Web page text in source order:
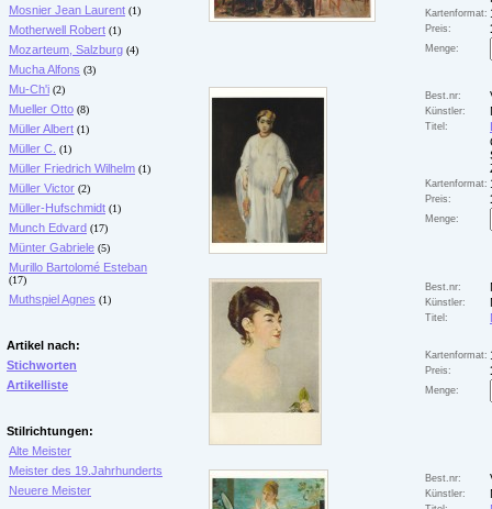
Mosnier Jean Laurent (1)
Motherwell Robert (1)
Mozarteum, Salzburg (4)
Mucha Alfons (3)
Mu-Ch'i (2)
Mueller Otto (8)
Müller Albert (1)
Müller C. (1)
Müller Friedrich Wilhelm (1)
Müller Victor (2)
Müller-Hufschmidt (1)
Munch Edvard (17)
Münter Gabriele (5)
Murillo Bartolomé Esteban
(17)
Muthspiel Agnes (1)
Artikel nach:
Stichworten
Artikelliste
Stilrichtungen:
Alte Meister
Meister des 19.Jahrhunderts
Neuere Meister
Kartenformat:
Preis:
Menge:
Best.nr:
Künstler:
Titel:
Kartenformat:
Preis:
Menge:
Best.nr:
Künstler:
Titel:
Kartenformat:
Preis:
Menge:
Best.nr:
Künstler: